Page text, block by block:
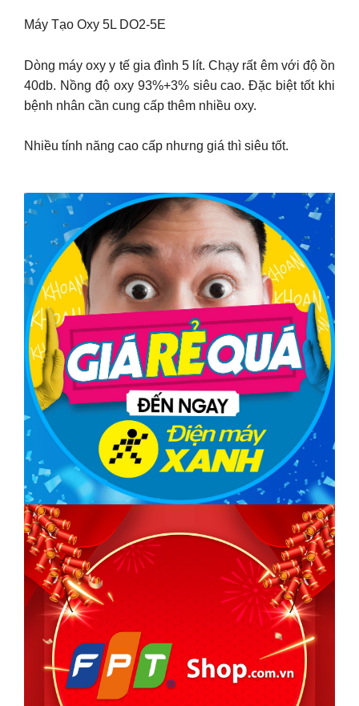
Máy Tạo Oxy 5L DO2-5E
Dòng máy oxy y tế gia đình 5 lít. Chạy rất êm với độ ồn
40db. Nồng độ oxy 93%+3% siêu cao. Đặc biệt tốt khi
bệnh nhân cần cung cấp thêm nhiều oxy.
Nhiều tính năng cao cấp nhưng giá thì siêu tốt.